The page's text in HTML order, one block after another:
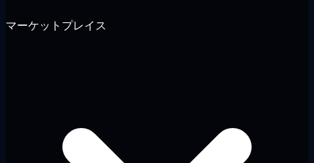
マーケットプレイス